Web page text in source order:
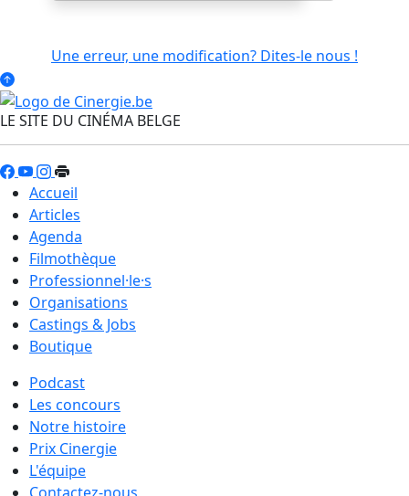
Une erreur, une modification? Dites-le nous !
LE SITE DU CINÉMA BELGE
Accueil
Articles
Agenda
Filmothèque
Professionnel·le·s
Organisations
Castings & Jobs
Boutique
Podcast
Les concours
Notre histoire
Prix Cinergie
L'équipe
Contactez-nous